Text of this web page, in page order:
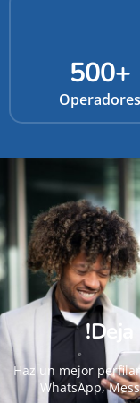
Operadores
500+
Haz un mejor
WhatsApp,